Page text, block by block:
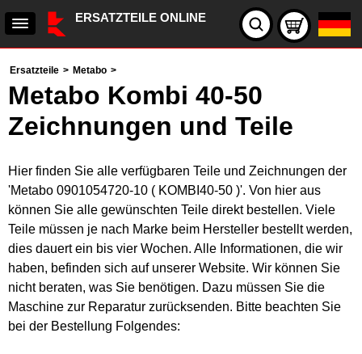
ERSATZTEILE ONLINE
Ersatzteile > Metabo >
Metabo Kombi 40-50
Zeichnungen und Teile
Hier finden Sie alle verfügbaren Teile und Zeichnungen der
'Metabo 0901054720-10 ( KOMBI40-50 )'. Von hier aus
können Sie alle gewünschten Teile direkt bestellen. Viele
Teile müssen je nach Marke beim Hersteller bestellt werden,
dies dauert ein bis vier Wochen. Alle Informationen, die wir
haben, befinden sich auf unserer Website. Wir können Sie
nicht beraten, was Sie benötigen. Dazu müssen Sie die
Maschine zur Reparatur zurücksenden. Bitte beachten Sie
bei der Bestellung Folgendes: